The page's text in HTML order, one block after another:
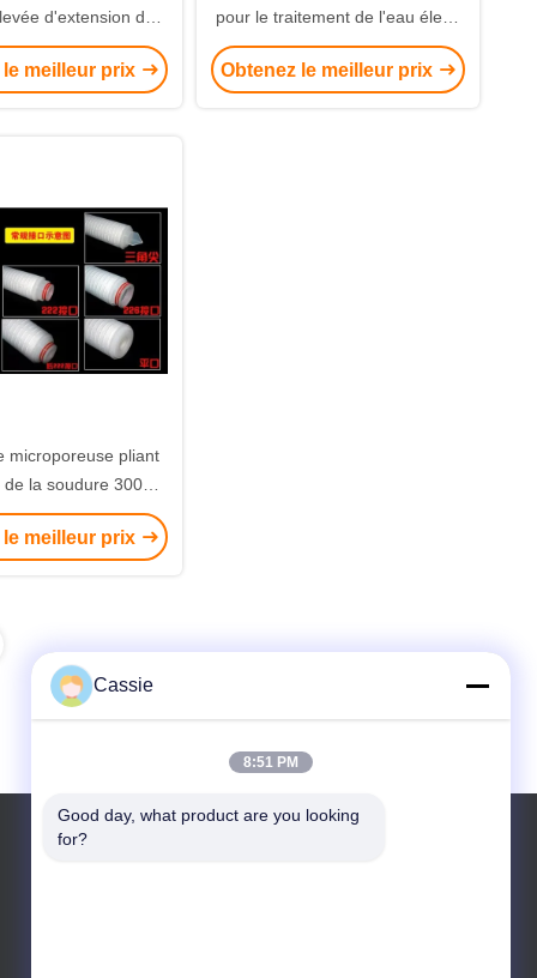
d'extension de
cartouche filtrante
de la puissance
le meilleur prix
pour le traitement de l'eau élevé
de cartouche filtrante
d'écoulement
Obtenez le meilleur prix
microporeuse pliant
la soudure 3000w
le meilleur prix
Cassie
8:51 PM
Good day, what product are you looking
for?